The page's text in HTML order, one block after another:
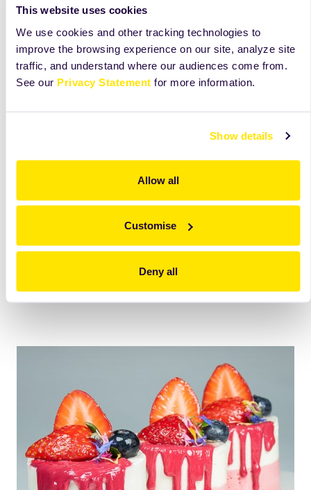
This website uses cookies
We use cookies and other tracking technologies to
improve the browsing experience on our site, analyze site
traffic, and understand where our audiences come from.
See our Privacy Statement for more information.
Show details
Allow all
Customise
Deny all
Mousse de zmeura:
Se incalzeste la bain mariePanna Cotta si se adauga
pe rand,
Farcitura Raspberry
Rosette
semispumata.
si se amesteca cu
incorporeaza lejerRosettesemispumata.
crema iaurt
decor